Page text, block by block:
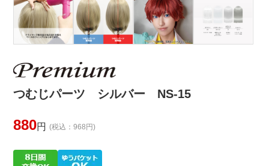
つむじパーツ シルバー NS-15
880円 (税込：968円)